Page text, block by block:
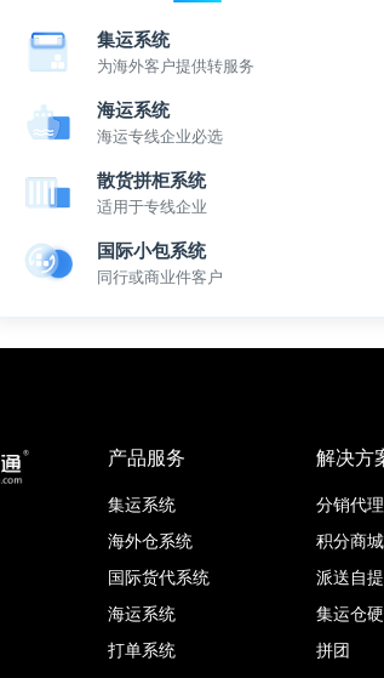
集运系统
为海外客户提供转服务
海运系统
海运专线企业必选
散货拼柜系统
适用于专线企业
国际小包系统
同行或商业件客户
产品服务
集运系统
海外仓系统
国际货代系统
海运系统
打单系统
解决方
分销代理
积分商城
派送自
集运仓
拼团